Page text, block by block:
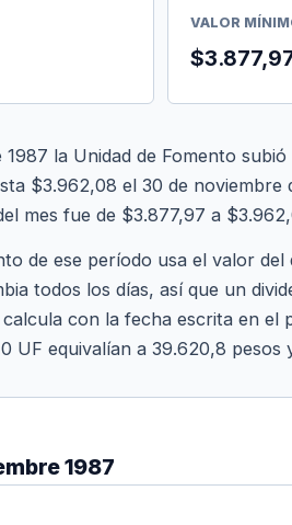
VALOR
la Unidad de Fomento
$3.962,08 el 30 de noviembre
mes fue de $3.877,97 a
de ese período usa el valor
todos los días, así que un
con la fecha escrita en
UF equivalían a 39.620,8 pesos
1987